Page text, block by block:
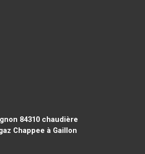
84310chaudière
Chappee à Gaillon